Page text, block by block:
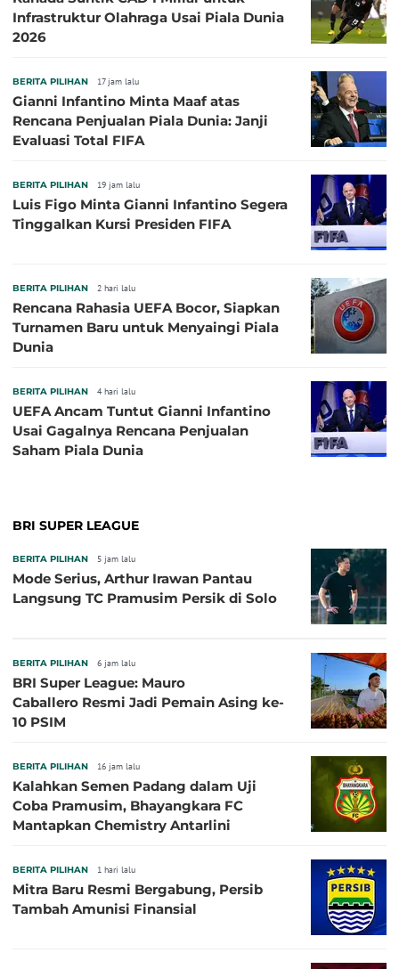
Infrastruktur Olahraga Usai Piala Dunia
2026
BERITA PILIHAN 17 jam lalu
Gianni Infantino Minta Maaf atas
Rencana Penjualan Piala Dunia: Janji
Evaluasi Total FIFA
BERITA PILIHAN 19 jam lalu
Luis Figo Minta Gianni Infantino Segera
Tinggalkan Kursi Presiden FIFA
BERITA PILIHAN 2 hari lalu
Rencana Rahasia UEFA Bocor, Siapkan
Turnamen Baru untuk Menyaingi Piala
Dunia
BERITA PILIHAN 4 hari lalu
UEFA Ancam Tuntut Gianni Infantino
Usai Gagalnya Rencana Penjualan
Saham Piala Dunia
BRI SUPER LEAGUE
BERITA PILIHAN 5 jam lalu
Mode Serius, Arthur Irawan Pantau
Langsung TC Pramusim Persik di Solo
BERITA PILIHAN 6 jam lalu
BRI Super League: Mauro
Caballero Resmi Jadi Pemain Asing ke-
10 PSIM
BERITA PILIHAN 16 jam lalu
Kalahkan Semen Padang dalam Uji
Coba Pramusim, Bhayangkara FC
Mantapkan Chemistry Antarlini
BERITA PILIHAN 1 hari lalu
Mitra Baru Resmi Bergabung, Persib
Tambah Amunisi Finansial